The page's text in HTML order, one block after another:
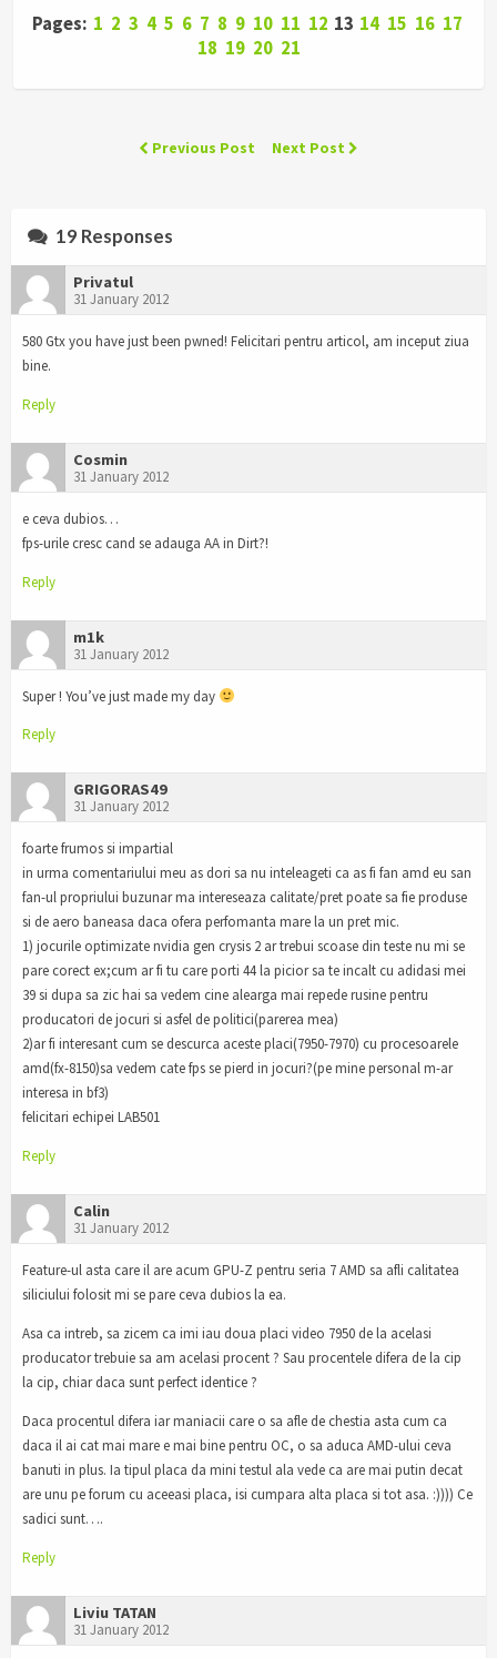
Pages: 1 2 3 4 5 6 7 8 9 10 11 12 13 14 15 16 17
18 19 20 21
Previous Post Next Post
19 Responses
Privatul
31 January 2012
580 Gtx you have just been pwned! Felicitari pentru articol, am inceput ziua
bine.
Reply
Cosmin
31 January 2012
e ceva dubios…
fps-urile cresc cand se adauga AA in Dirt?!
Reply
m1k
31 January 2012
Super ! You’ve just made my day
Reply
GRIGORAS49
31 January 2012
foarte frumos si impartial
in urma comentariului meu as dori sa nu inteleageti ca as fi fan amd eu san
fan-ul propriului buzunar ma intereseaza calitate/pret poate sa fie produse
si de aero baneasa daca ofera perfomanta mare la un pret mic.
1) jocurile optimizate nvidia gen crysis 2 ar trebui scoase din teste nu mi se
pare corect ex;cum ar fi tu care porti 44 la picior sa te incalt cu adidasi mei
39 si dupa sa zic hai sa vedem cine alearga mai repede rusine pentru
producatori de jocuri si asfel de politici(parerea mea)
2)ar fi interesant cum se descurca aceste placi(7950-7970) cu procesoarele
amd(fx-8150)sa vedem cate fps se pierd in jocuri?(pe mine personal m-ar
interesa in bf3)
felicitari echipei LAB501
Reply
Calin
31 January 2012
Feature-ul asta care il are acum GPU-Z pentru seria 7 AMD sa afli calitatea
siliciului folosit mi se pare ceva dubios la ea.
Asa ca intreb, sa zicem ca imi iau doua placi video 7950 de la acelasi
producator trebuie sa am acelasi procent ? Sau procentele difera de la cip
la cip, chiar daca sunt perfect identice ?
Daca procentul difera iar maniacii care o sa afle de chestia asta cum ca
daca il ai cat mai mare e mai bine pentru OC, o sa aduca AMD-ului ceva
banuti in plus. Ia tipul placa da mini testul ala vede ca are mai putin decat
are unu pe forum cu aceeasi placa, isi cumpara alta placa si tot asa. :)))) Ce
sadici sunt….
Reply
Liviu TATAN
31 January 2012